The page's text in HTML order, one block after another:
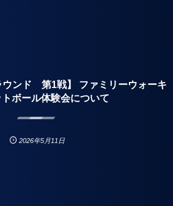
ンド 第1戦】 ファミリーウォーキ
トボール体験会について
2026年5月11日